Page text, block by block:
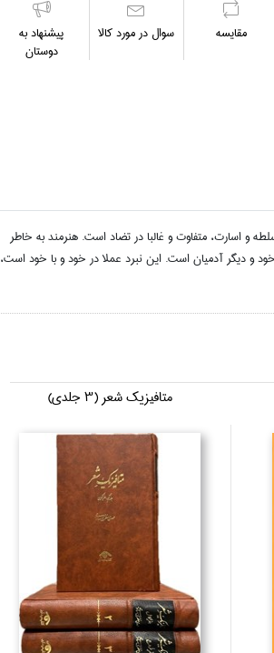
مقايسه سوال در مورد كالا
پیشنهاد به
دوستان
و اسارت، متفاوت و غالبا در تضاد است. هنرمند به خاطر
و ديگر آدميان است. اين نبرد عملا در خود و با خود
متافيزيك شعر (3 جلدي)